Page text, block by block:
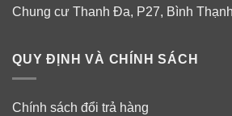
Chung cư Thanh Đa, P27, Bình
QUY ĐỊNH VÀ CHÍNH SÁCH
Chính sách đổi trả hàng